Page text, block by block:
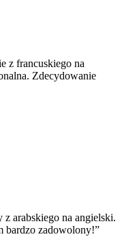
z francuskiego na
Zdecydowanie
z arabskiego na angielski.
bardzo zadowolony!”